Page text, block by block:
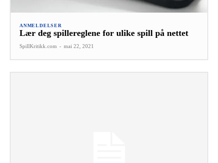
ANMELDELSER
Lær deg spillereglene for ulike spill på nettet
SpillKritikk.com - mai 22, 2021